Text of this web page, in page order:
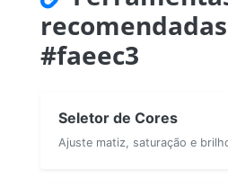
#faeec3
Seletor de Cores
Ajuste matiz, saturação e